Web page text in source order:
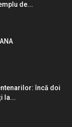
de...
încă doi
la...